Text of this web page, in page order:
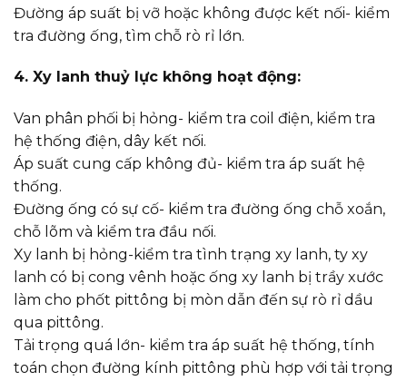
Đường áp suất bị vỡ hoặc không được kết nối- kiểm
tra đường ống, tìm chỗ rò rỉ lớn.
4. Xy lanh thuỷ lực không hoạt động:
Van phân phối bị hỏng- kiểm tra coil điện, kiểm tra
hệ thống điện, dây kết nối.
Áp suất cung cấp không đủ- kiểm tra áp suất hệ
thống.
Đường ống có sự cố- kiểm tra đường ống chỗ xoắn,
chỗ lõm và kiểm tra đầu nối.
Xy lanh bị hỏng-kiểm tra tình trạng xy lanh, ty xy
lanh có bị cong vênh hoặc ống xy lanh bị trầy xước
làm cho phốt pittông bị mòn dẫn đến sự rò rỉ dầu
qua pittông.
Tải trọng quá lớn- kiểm tra áp suất hệ thống, tính
toán chọn đường kính pittông phù hợp với tải trọng